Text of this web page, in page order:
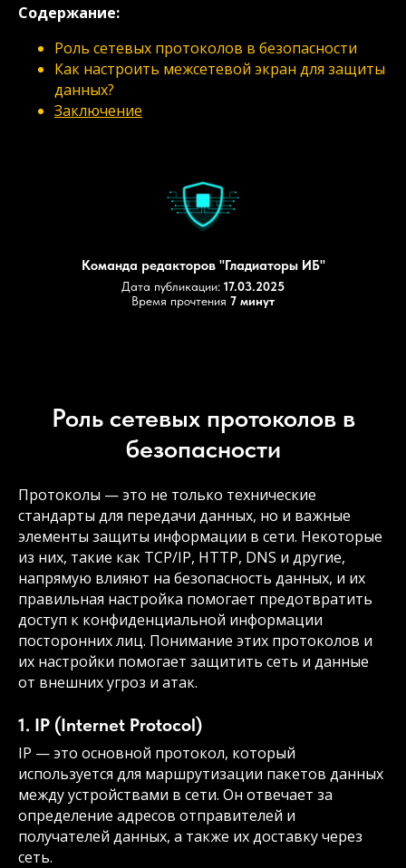
Содержание:
Роль сетевых протоколов в безопасности
Как настроить межсетевой экран для защиты
данных?
Заключение
Команда редакторов "Гладиаторы ИБ"
Дата публикации: 17.03.2025
Время прочтения 7 минут
Роль сетевых протоколов в
безопасности
Протоколы — это не только технические
стандарты для передачи данных, но и важные
элементы защиты информации в сети. Некоторые
из них, такие как TCP/IP, HTTP, DNS и другие,
напрямую влияют на безопасность данных, и их
правильная настройка помогает предотвратить
доступ к конфиденциальной информации
посторонних лиц. Понимание этих протоколов и
их настройки помогает защитить сеть и данные
от внешних угроз и атак.
1. IP (Internet Protocol)
IP — это основной протокол, который
используется для маршрутизации пакетов данных
между устройствами в сети. Он отвечает за
определение адресов отправителей и
получателей данных, а также их доставку через
сеть.